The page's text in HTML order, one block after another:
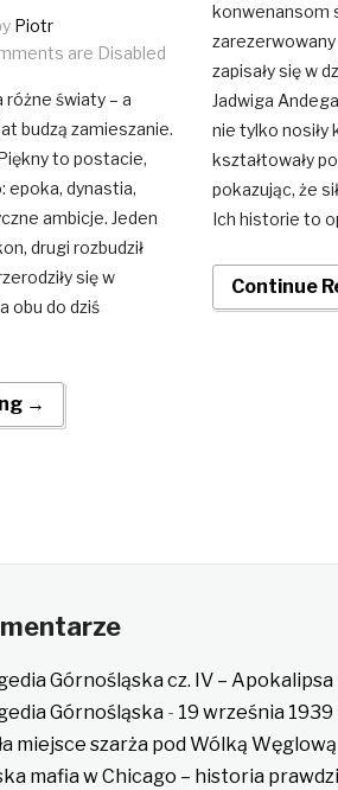
Piotr
are Disabled
różne światy – a
budzą zamieszanie.
to postacie,
epoka, dynastia,
ambicje. Jeden
drugi rozbudził
się w
obu do dziś
→
konwenansom
zarezerwowany
zapisały się w
Jadwiga
nie tylko nosiły
kształtowały
pokazując, że
Ich historie to
Continue
Górnośląska cz. IV – Apokalipsa
Górnośląska - 19 września
miejsce szarża pod Wólką Węglową
mafia w Chicago – historia